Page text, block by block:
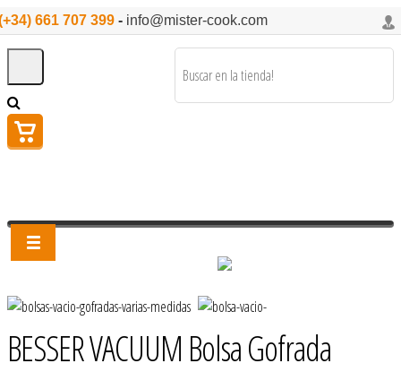
661 707 399 - info@mister-cook.com
BESSER VACUUM Bolsa Gofrada